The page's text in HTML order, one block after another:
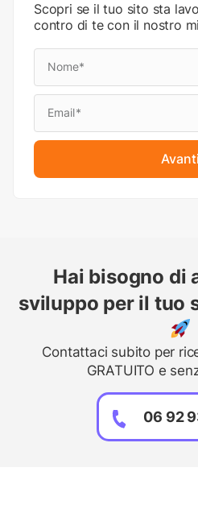
Scopri se il tuo sito sta
contro di te con il nostro
Avanti
Hai bisogno di
sviluppo per il tuo
Contattaci subito per
GRATUITO e
06 92